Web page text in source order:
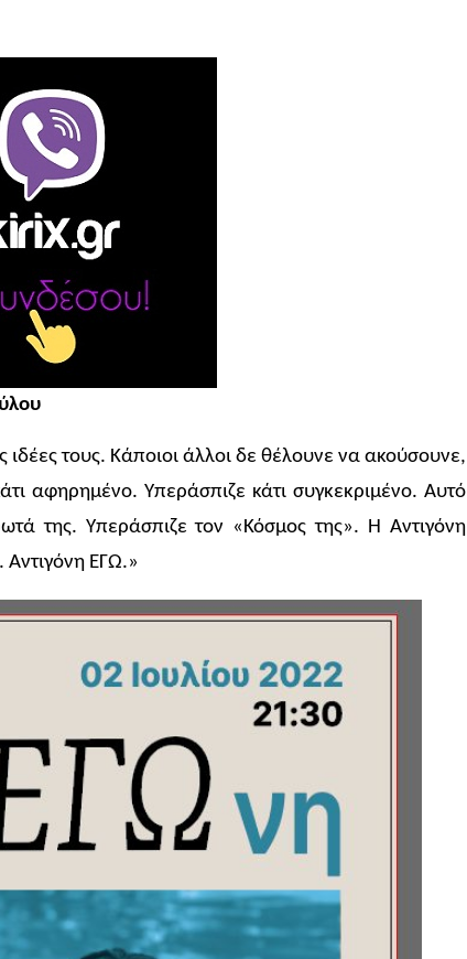
ιδέες τους. Κάποιοι άλλοι δε θέλουνε να ακούσουνε,
αφηρημένο. Υπεράσπιζε κάτι συγκεκριμένο. Αυτό
της. Υπεράσπιζε τον «Κόσμος της». Η Αντιγόνη
ΕΓΩ.»